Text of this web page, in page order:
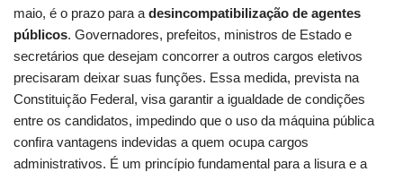
maio, é o prazo para a desincompatibilização de agentes
públicos. Governadores, prefeitos, ministros de Estado e
secretários que desejam concorrer a outros cargos eletivos
precisaram deixar suas funções. Essa medida, prevista na
Constituição Federal, visa garantir a igualdade de condições
entre os candidatos, impedindo que o uso da máquina pública
confira vantagens indevidas a quem ocupa cargos
administrativos. É um princípio fundamental para a lisura e a